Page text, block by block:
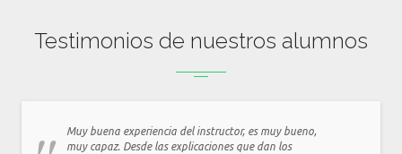
Testimonios de nuestros alumnos
Muy buena experiencia del instructor, es muy bueno,
muy capaz. Desde las explicaciones que dan los